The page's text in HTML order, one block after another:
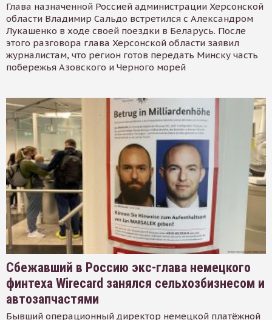
Глава назначенной Россией администрации Херсонской
области Владимир Сальдо встретился с Александром
Лукашенко в ходе своей поездки в Беларусь. После
этого разговора глава Херсонской области заявил
журналистам, что регион готов передать Минску часть
побережья Азовского и Черного морей
Сбежавший в Россию экс-глава немецкого
финтеха Wirecard занялся сельхозбизнесом и
автозапчастями
Бывший операционный директор немецкой платёжной